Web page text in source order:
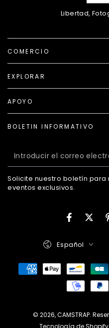
Libertad,
COMERCIO
EXPLORAR
APOYO
BOLETIN INFORMATIVO
Introducir
el
correo
Solicite nuestro boletín
eventos exclusivos.
Facebook
© 2026,CAMSTRAP.
Tecnología de Shopify
Idioma
Español
Métodos